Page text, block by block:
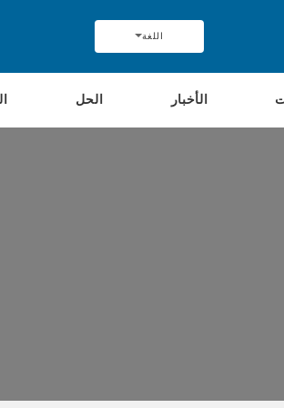
اللغة
الأخبار الحل